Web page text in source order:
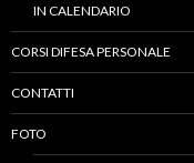
IN CALENDARIO
CORSI DIFESA PERSONALE
CONTATTI
FOTO